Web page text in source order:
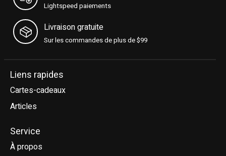
Lightspeed paiements
Livraison gratuite
Sur les commandes de plus de $99
Liens rapides
Cartes-cadeaux
Articles
Service
À propos